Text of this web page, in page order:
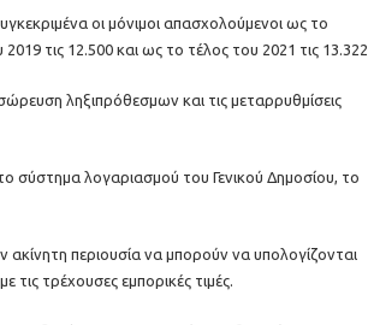
οι μόνιμοι απασχολούμενοι ως το
τις 12.500 και ως το τέλος του 2021 τις 13.322
ληξιπρόθεσμων και τις μεταρρυθμίσεις
λογαριασμού του Γενικού Δημοσίου, το
περιουσία να μπορούν να υπολογίζονται
τις τρέχουσες εμπορικές τιμές.